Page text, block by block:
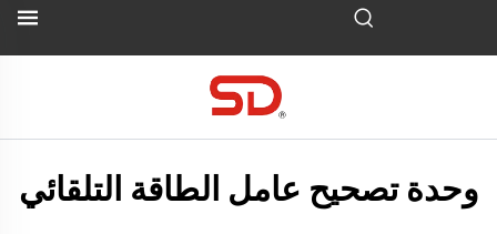
وحدة تصحيح عامل الطاقة التلقائي